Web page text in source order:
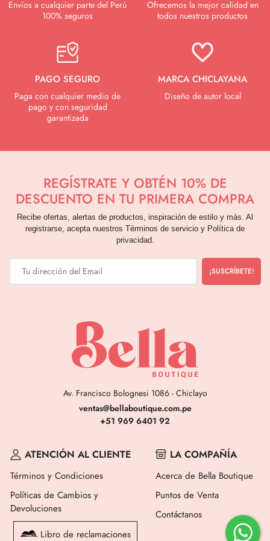
MAMÁ ES BELLA
Envíos a cualquier parte del Perú
100% seguros
Ofrecemos la mejor calidad en
todos nuestros productos
PAGO SEGURO
Paga con cualquier medio de
pago y con seguridad
garantizada
MARCA CHICLAYANA
Diseño de autor local
REGÍSTRATE Y OBTÉN 10% DE
DESCUENTO EN TU PRIMERA COMPRA
Recibe ofertas, alertas de productos, inspiración de estilo y más. Al
registrarse, acepta nuestros Términos de servicio y Política de
privacidad.
Av. Francisco Bolognesi 1086 - Chiclayo
ventas@bellaboutique.com.pe
+51 969 6401 92
ATENCIÓN AL CLIENTE
Términos y Condiciones
Políticas de Cambios y
Devoluciones
Libro de reclamaciones
LA COMPAÑÍA
Acerca de Bella Boutique
Puntos de Venta
Contáctanos